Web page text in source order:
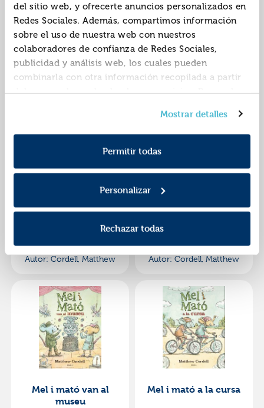
del sitio web, y ofrecerte anuncios personalizados en
Redes Sociales. Además, compartimos información
sobre el uso de nuestra web con nuestros
colaboradores de confianza de Redes Sociales,
publicidad y análisis web, los cuales pueden
combinarla con otra información recopilada a partir
del uso que hayas hecho de sus servicios. Recuerda
consentimiento en cualquier momento. Para más
información consulta laPolítica de Cookiesy la
Política de Privacidad.
Mostrar detalles
Permitir todas
Personalizar
Rechazar todas
Una familia empieza
con un deseo
ISBN:9788419607324
Editorial:Nubeocho
Autor:Cordell, Matthew
Hola, hola - català
ISBN:9788426140265
Hola, hola
9788426140258
Editorial:Juventud
Autor: Cordell, Matthew
Mel i mató
ISBN:
Editorial:Baula
Autor: Cordell, Matthew
Mel i mató van al
museu
Mel i mató a la cursa